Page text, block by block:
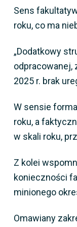
Sens
roku, co ma
„Dodatkowy
odpracowanej,
2025 r. brak
W sensie
roku, a
w skali roku,
Z kolei
konieczności
minionego
Omawiany